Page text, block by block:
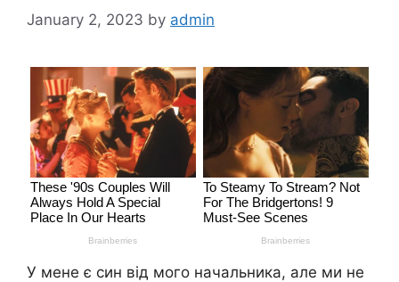
January 2, 2023 by admin
У мене є син від мого начальника, але ми не